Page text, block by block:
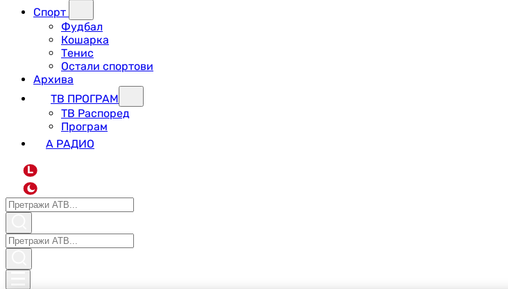
Спорт
Фудбал
Кошарка
Тенис
Остали спортови
Архива
ТВ ПРОГРАМ
ТВ Распоред
Програм
А РАДИО
L